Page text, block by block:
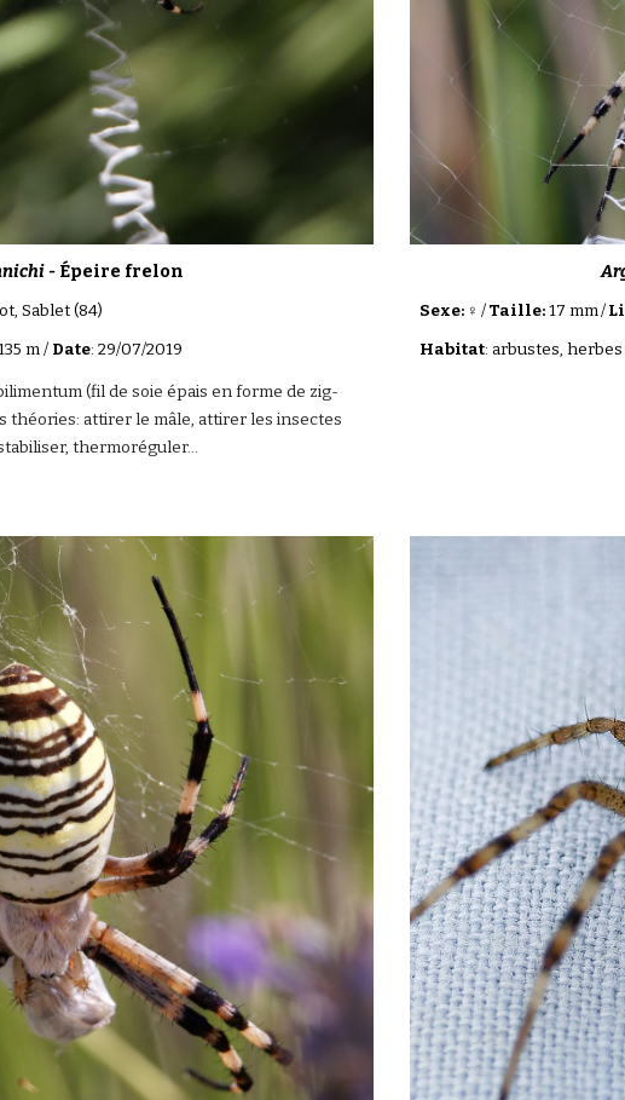
- Épeire frelon
Sablet (84)
m / Date: 29/07/2019
(fil de soie épais en forme de zig-
théories: attirer le mâle, attirer les insectes
thermoréguler...
Sexe: ♀ /Taille:17 mm/
Habitat: arbustes, herbes